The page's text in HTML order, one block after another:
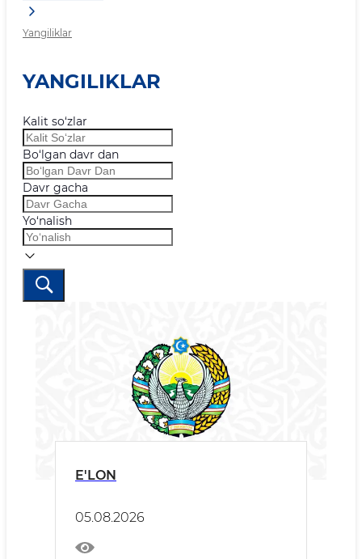
Yangiliklar
YANGILIKLAR
Kalit so‘zlar
Bo‘lgan davr dan
Davr gacha
Yo‘nalish
E'LON
05.08.2026